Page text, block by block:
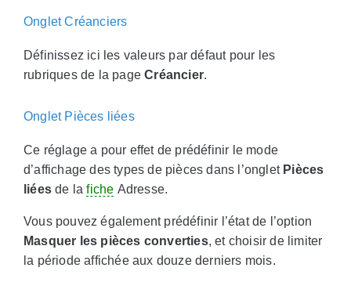
Onglet Créanciers
Définissez ici les valeurs par défaut pour les
rubriques de la pageCréancier.
Onglet Pièces liées
Ce réglage a pour effet de prédéfinir le mode
d’affichage des types de pièces dans l’onglet Pièces
liées de lafiche Adresse.
Vous pouvez également prédéfinir l’état de l’option
Masquer les pièces converties, et choisir de limiter
la période affichée aux douze derniers mois.